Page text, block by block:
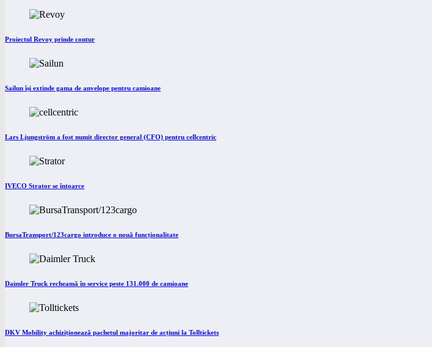
Proiectul Revoy prinde contur
Sailun își extinde gama de anvelope pentru camioane
Lars Ljungström a fost numit director general (CFO) pentru cellcentric
IVECO Strator se întoarce
BursaTransport/123cargo introduce o nouă funcționalitate
Daimler Truck recheamă în service peste 131.000 de camioane
DKV Mobility achiziționează pachetul majoritar de acțiuni la Tolltickets